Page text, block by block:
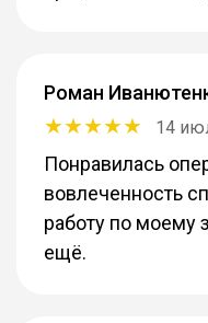
Роман
14
Понравилась
вовлеченность
работу по моему
ещё.